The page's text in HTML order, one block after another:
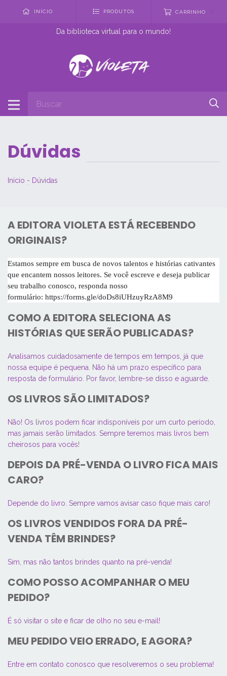
INÍCIO PRODUTOS CARRINHO
Da biblioteca virtual para o mundo!
Dúvidas
Início - Dúvidas
A EDITORA VIOLETA ESTÁ RECEBENDO
ORIGINAIS?
Estamos sempre em busca de novos talentos e histórias cativantes
que encantem nossos leitores. Se você escreve e deseja publicar
seu trabalho conosco, responda nosso
formulário: https://forms.gle/doDs8iUHzuyRzA8M9
COMO A EDITORA SELECIONA AS
HISTÓRIAS QUE SERÃO PUBLICADAS?
Analisamos cuidadosamente de tempos em tempos, já que
nossa equipe é pequena. Não há um prazo específico para
resposta de formulário. Por favor, lembre-se disso e aguarde.
OS LIVROS SÃO LIMITADOS?
Não! Os livros podem ficar indisponíveis por um curto período,
mas jamais serão limitados. Sempre teremos mais livros bem
cheirosos para vocês!
DEPOIS DA PRÉ-VENDA O LIVRO FICA MAIS
CARO?
Depende do livro. Sempre vamos avisar caso fique mais caro!
OS LIVROS VENDIDOS FORA DA PRÉ-
VENDA TÊM BRINDES?
Sim, mas não tantos brindes quanto na pré-venda!
COMO POSSO ACOMPANHAR O MEU
PEDIDO?
É só visitar o site e ficar de olho no seu e-mail!
MEU PEDIDO VEIO ERRADO, E AGORA?
Entre em contato conosco que resolveremos o seu problema!